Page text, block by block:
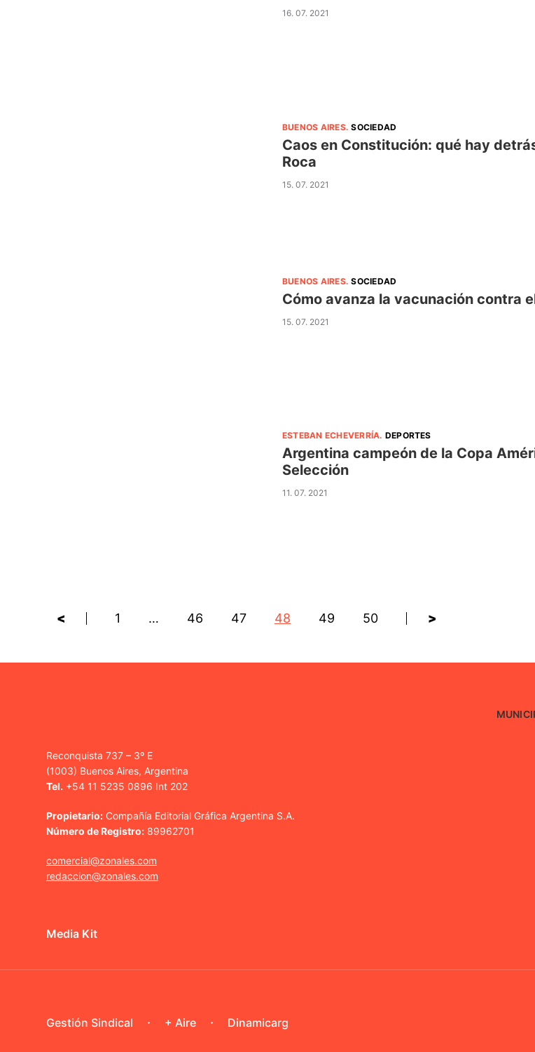
16. 07. 2021
BUENOS AIRES.SOCIEDAD
Caos en Constitución: qué hay
Roca
15. 07. 2021
BUENOS AIRES.SOCIEDAD
Cómo avanza la vacunación contra
15. 07. 2021
ESTEBAN ECHEVERRÍA. DEPORTES
Argentina campeón de la Copa
Selección
11. 07. 2021
< 1 … 46 47 48 49 50 >
Reconquista 737 – 3º E
(1003) Buenos Aires, Argentina
Tel. +54 11 5235 0896 Int 202
Propietario: Compañía Editorial Gráfica Argentina S.A.
Número de Registro: 89962701
comercial@zonales.com
redaccion@zonales.com
Media Kit
Gestión Sindical + Aire Dinamicarg